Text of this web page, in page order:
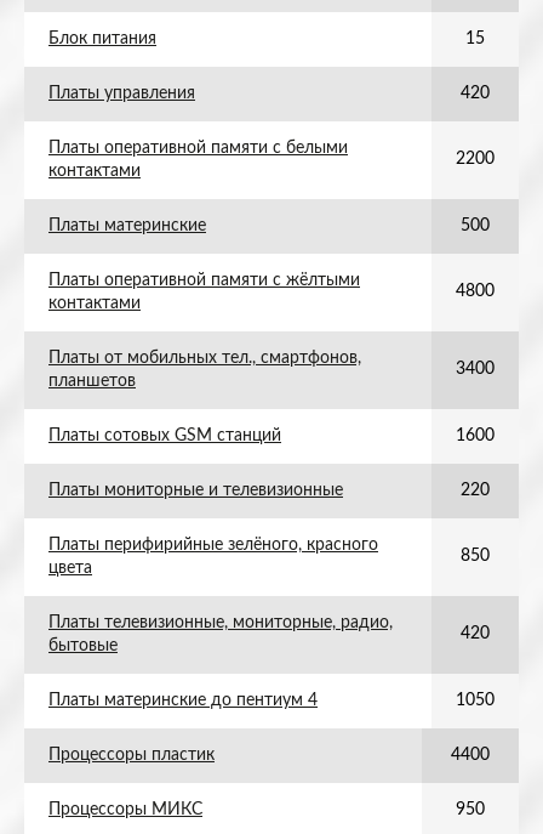
Блок питания 15
Платы управления 420
Платы оперативной памяти с белыми
контактами
2200
Платы материнские 500
Платы оперативной памяти с жёлтыми
контактами
4800
Платы от мобильных тел., смартфонов,
планшетов
3400
Платы сотовых GSM станций 1600
Платы мониторные и телевизионные 220
Платы перифирийные зелёного, красного
цвета
850
Платы телевизионные, мониторные, радио,
бытовые
420
Платы материнские до пентиум 4 1050
Процессоры пластик 4400
Процессоры МИКС 950